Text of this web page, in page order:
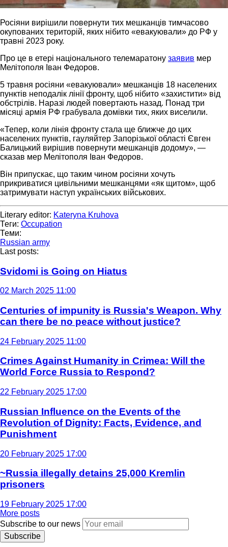
Росіяни вирішили повернути тих мешканців тимчасово
окупованих територій, яких нібито «евакуювали» до РФ у
травні 2023 року.
Про це в етері національного телемаратону заявив мер
Мелітополя Іван Федоров.
5 травня росіяни «евакуювали» мешканців 18 населених
пунктів неподалік лінії фронту, щоб нібито «захистити» від
обстрілів. Наразі людей повертають назад. Понад три
місяці армія РФ грабувала домівки тих, яких виселили.
«Тепер, коли лінія фронту стала ще ближче до цих
населених пунктів, гауляйтер Запорізької області Євген
Балицький вирішив повернути мешканців додому», —
сказав мер Мелітополя Іван Федоров.
Він припускає, що таким чином росіяни хочуть
прикриватися цивільними мешканцями «як щитом», щоб
затримувати наступ українських військових.
Literary editor: Kateryna Kruhova
Теги: Occupation
Теми:
Russian army
Last posts:
Svidomi is Going on Hiatus
02 March 2025 11:00
Centuries of impunity is Russia's Weapon. Why
can there be no peace without justice?
24 February 2025 11:00
Crimes Against Humanity in Crimea: Will the
World Force Russia to Respond?
22 February 2025 17:00
Russian Influence on the Events of the
Revolution of Dignity: Facts, Evidence, and
Punishment
20 February 2025 17:00
~Russia illegally detains 25,000 Kremlin
prisoners
19 February 2025 17:00
More posts
Subscribe to our news
Subscribe